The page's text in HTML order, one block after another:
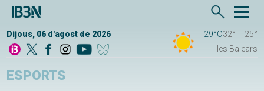
Dijous, 06 d'agost de 2026 29°C32°
25°
Illes Balears
ESPORTS